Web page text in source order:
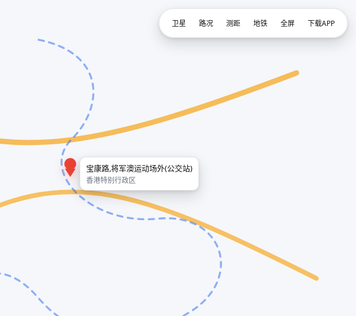
宝康路,将军澳运动场外(公交站)
香港特别行政区
卫星 路况 测距 地铁 全屏 下载APP